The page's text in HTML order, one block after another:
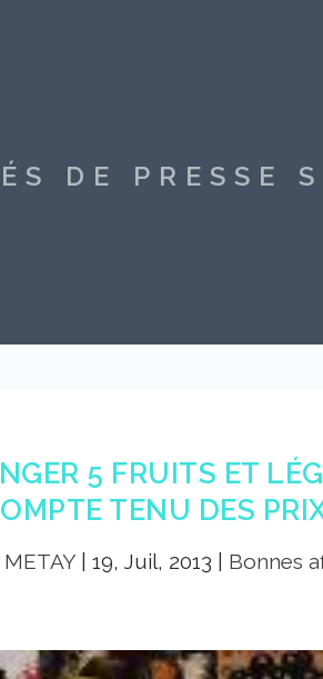
DE PRESSE
5 FRUITS ET
TENU DES
| 19, Juil, 2013 Bonnes